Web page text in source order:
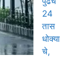
24
तास
धोक्या
चे,